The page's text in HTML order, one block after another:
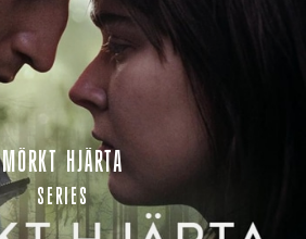
MÖRKT HJÄRTA
SERIES